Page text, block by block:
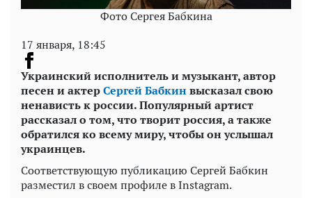
Фото Сергея Бабкина
17 января, 18:45
Украинский исполнитель и музыкант, автор
песен и актерСергей Бабкинвысказал свою
ненависть к россии. Популярный артист
рассказал о том, что творит россия, а также
обратился ко всему миру, чтобы он услышал
украинцев.
Соответствующую публикацию Сергей Бабкин
разместил в своем профиле в Instagram.